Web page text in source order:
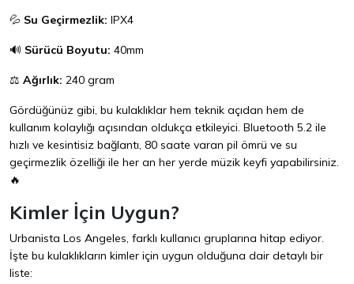
💦 Su Geçirmezlik: IPX4
🔊 Sürücü Boyutu: 40mm
⚖️ Ağırlık: 240 gram
Gördüğünüz gibi, bu kulaklıklar hem teknik açıdan hem de
kullanım kolaylığı açısından oldukça etkileyici. Bluetooth 5.2 ile
hızlı ve kesintisiz bağlantı, 80 saate varan pil ömrü ve su
geçirmezlik özelliği ile her an her yerde müzik keyfi yapabilirsiniz.
🔥
Kimler İçin Uygun?
Urbanista Los Angeles, farklı kullanıcı gruplarına hitap ediyor.
İşte bu kulaklıkların kimler için uygun olduğuna dair detaylı bir
liste: